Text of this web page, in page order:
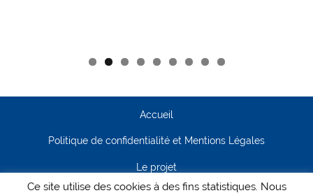
Accueil
Politique de confidentialité et Mentions Légales
Le projet
Ce site utilise des cookies à des fins statistiques. Nous